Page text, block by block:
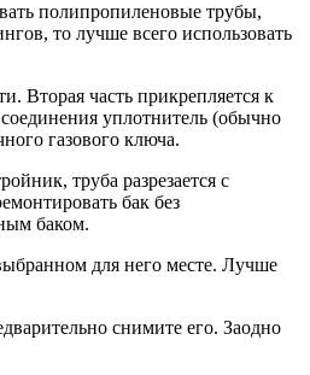
полипропиленовые трубы,
то лучше всего использовать
Вторая часть прикрепляется к
уплотнитель (обычно
газового ключа.
труба разрезается с
бак без
баком.
для него месте. Лучше
снимите его. Заодно